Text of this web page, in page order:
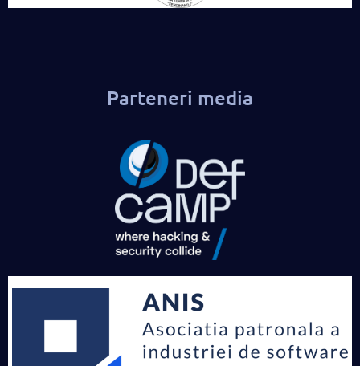
Parteneri media